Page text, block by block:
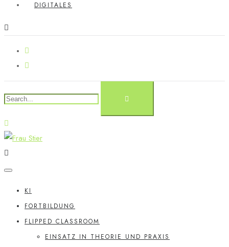
DIGITALES
KI
FORTBILDUNG
FLIPPED CLASSROOM
EINSATZ IN THEORIE UND PRAXIS